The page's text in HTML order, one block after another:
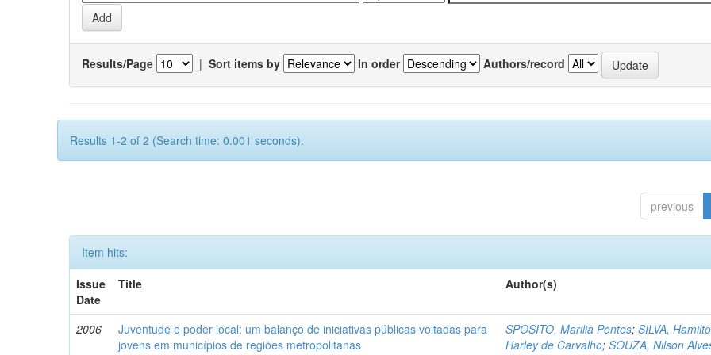
Results/Page | Sort items by In order Authors/record
Results 1-2 of 2 (Search time: 0.001 seconds).
previous
Item hits:
Issue
Date
Title Author(s)
2006
Juventude e poder local: um balanço de iniciativas públicas voltadas para
jovens em municípios de regiões metropolitanas
SPOSITO, Marilia Pontes; SILVA,
Harley de Carvalho; SOUZA, Nilson